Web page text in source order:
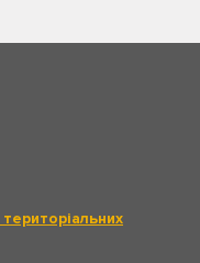
територіальних